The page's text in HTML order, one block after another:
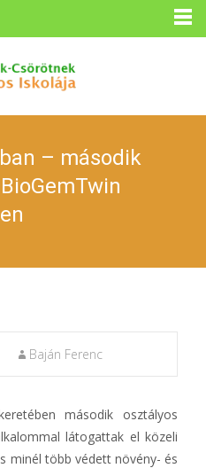
– második
Baján Ferenc
második osztályos
látogattak el közeli
minél több védett növény- és